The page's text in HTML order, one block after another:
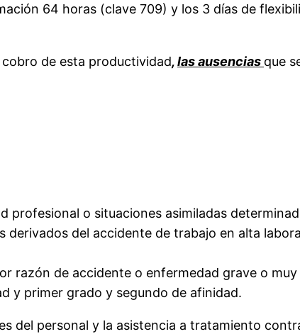
64 horas (clave 709) y los 3 días de
de esta productividad,las ausencias que
o situaciones asimiladas
derivados del accidente de trabajo en alta
razón de accidente o enfermedad grave o
y primer grado y segundo de afinidad.
del personal y la asistencia a tratamiento